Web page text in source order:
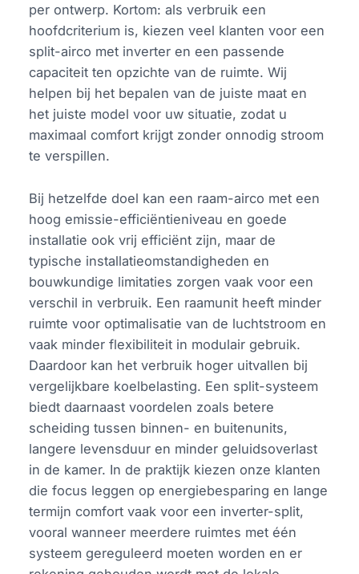
per ontwerp. Kortom: als verbruik een
hoofdcriterium is, kiezen veel klanten voor een
split-airco met inverter en een passende
capaciteit ten opzichte van de ruimte. Wij
helpen bij het bepalen van de juiste maat en
het juiste model voor uw situatie, zodat u
maximaal comfort krijgt zonder onnodig stroom
te verspillen.
Bij hetzelfde doel kan een raam-airco met een
hoog emissie-efficiëntieniveau en goede
installatie ook vrij efficiënt zijn, maar de
typische installatieomstandigheden en
bouwkundige limitaties zorgen vaak voor een
verschil in verbruik. Een raamunit heeft minder
ruimte voor optimalisatie van de luchtstroom en
vaak minder flexibiliteit in modulair gebruik.
Daardoor kan het verbruik hoger uitvallen bij
vergelijkbare koelbelasting. Een split-systeem
biedt daarnaast voordelen zoals betere
scheiding tussen binnen- en buitenunits,
langere levensduur en minder geluidsoverlast
in de kamer. In de praktijk kiezen onze klanten
die focus leggen op energiebesparing en lange
termijn comfort vaak voor een inverter-split,
vooral wanneer meerdere ruimtes met één
systeem gereguleerd moeten worden en er